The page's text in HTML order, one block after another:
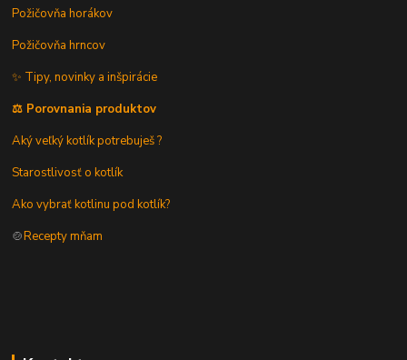
Požičovňa horákov
Požičovňa hrncov
✨ Tipy, novinky a inšpirácie
⚖️ Porovnania produktov
Aký veľký kotlík potrebuješ ?
Starostlivosť o kotlík
Ako vybrať kotlinu pod kotlík?
🍲Recepty mňam